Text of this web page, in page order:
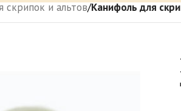
скрипок и альтов/Канифоль для